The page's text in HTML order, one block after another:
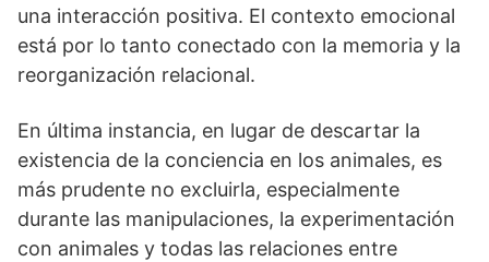
una interacción positiva. El contexto emocional
está por lo tanto conectado con la memoria y la
reorganización relacional.
En última instancia, en lugar de descartar la
existencia de la conciencia en los animales, es
más prudente no excluirla, especialmente
durante las manipulaciones, la experimentación
con animales y todas las relaciones entre